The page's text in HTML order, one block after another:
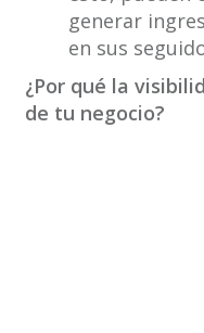
generar
en sus
¿Por qué la
de tu negocio?